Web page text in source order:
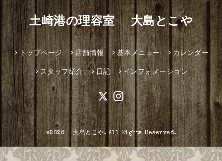
土崎港の理容室 大島とこや
トップページ 店舗情報 基本メニュー カレンダー
スタッフ紹介 日記 インフォメーション
©2026大島とこや. All Rights Reserved.